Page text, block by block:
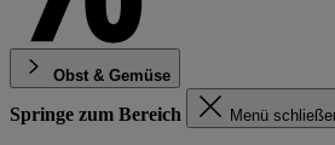
Obst & Gemüse
Springe zum Bereich Menü